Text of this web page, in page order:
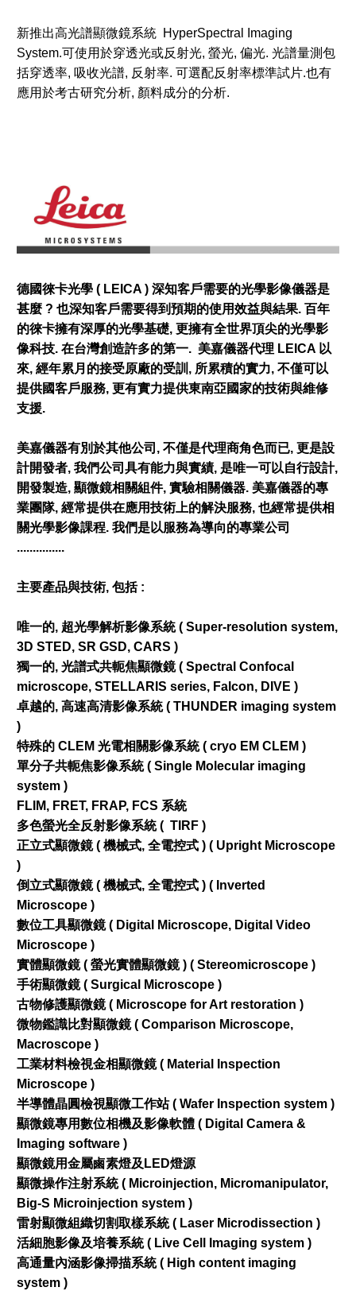
新推出高光譜顯微鏡系統 HyperSpectral Imaging
System.可使用於穿透光或反射光, 螢光, 偏光. 光譜量測包
括穿透率, 吸收光譜, 反射率. 可選配反射率標準試片.也有
應用於考古研究分析, 顏料成分的分析.
德國徠卡光學 ( LEICA ) 深知客戶需要的光學影像儀器是
甚麼 ? 也深知客戶需要得到預期的使用效益與結果. 百年
的徠卡擁有深厚的光學基礎, 更擁有全世界頂尖的光學影
像科技. 在台灣創造許多的第一. 美嘉儀器代理 LEICA 以
來, 經年累月的接受原廠的受訓, 所累積的實力, 不僅可以
提供國客戶服務, 更有實力提供東南亞國家的技術與維修
支援.
美嘉儀器有別於其他公司, 不僅是代理商角色而已, 更是設
計開發者, 我們公司具有能力與實績, 是唯一可以自行設計,
開發製造, 顯微鏡相關組件, 實驗相關儀器. 美嘉儀器的專
業團隊, 經常提供在應用技術上的解決服務, 也經常提供相
關光學影像課程. 我們是以服務為導向的專業公司
...............
主要產品與技術, 包括 :
唯一的, 超光學解析影像系統 ( Super-resolution system,
3D STED, SR GSD, CARS )
獨一的, 光譜式共軛焦顯微鏡 ( Spectral Confocal
microscope, STELLARIS series, Falcon, DIVE )
卓越的, 高速高清影像系統 ( THUNDER imaging system
)
特殊的 CLEM 光電相關影像系統 ( cryo EM CLEM )
單分子共軛焦影像系統 ( Single Molecular imaging
system )
FLIM, FRET, FRAP, FCS 系統
多色螢光全反射影像系統 ( TIRF )
正立式顯微鏡 ( 機械式, 全電控式 ) ( Upright Microscope
)
倒立式顯微鏡 ( 機械式, 全電控式 ) ( Inverted
Microscope )
數位工具顯微鏡 ( Digital Microscope, Digital Video
Microscope )
實體顯微鏡 ( 螢光實體顯微鏡 ) ( Stereomicroscope )
手術顯微鏡 ( Surgical Microscope )
古物修護顯微鏡 ( Microscope for Art restoration )
微物鑑識比對顯微鏡 ( Comparison Microscope,
Macroscope )
工業材料檢視金相顯微鏡 ( Material Inspection
Microscope )
半導體晶圓檢視顯微工作站 ( Wafer Inspection system )
顯微鏡專用數位相機及影像軟體 ( Digital Camera &
Imaging software )
顯微鏡用金屬鹵素燈及LED燈源
顯微操作注射系統 ( Microinjection, Micromanipulator,
Big-S Microinjection system )
雷射顯微組織切割取樣系統 ( Laser Microdissection )
活細胞影像及培養系統 ( Live Cell Imaging system )
高通量內涵影像掃描系統 ( High content imaging
system )